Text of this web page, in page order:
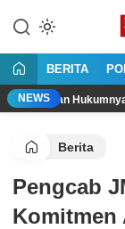
konten
BERITA
NEWS
Hukumnya
Berita
Pengcab
Komitmen